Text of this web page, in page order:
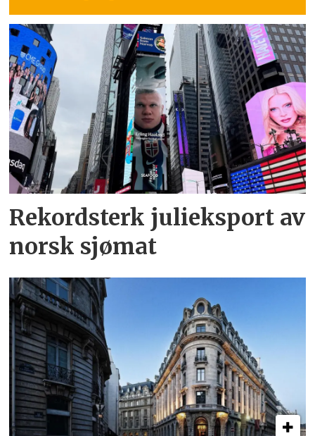
Rekordsterk julieksport av
norsk sjømat